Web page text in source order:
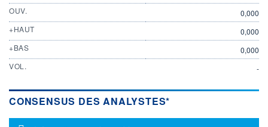
OUV.
0,000
+HAUT
0,000
+BAS
0,000
VOL.
-
CONSENSUS DES ANALYSTES*